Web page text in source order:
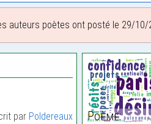
auteurs poètes ont posté le 29/10/
par Poldereaux Poème: